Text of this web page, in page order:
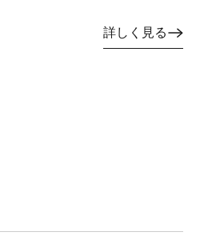
詳しく見る